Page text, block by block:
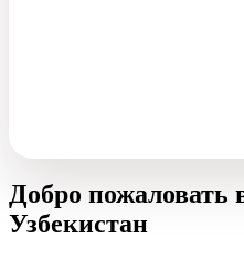
Добро пожаловать
Узбекистан